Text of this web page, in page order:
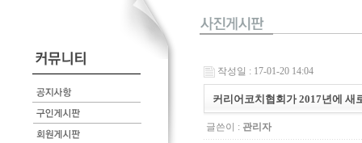
작성일 : 17-01-20 14:04
커리어코치협회가 2017년에 새
글쓴이 : 관리자